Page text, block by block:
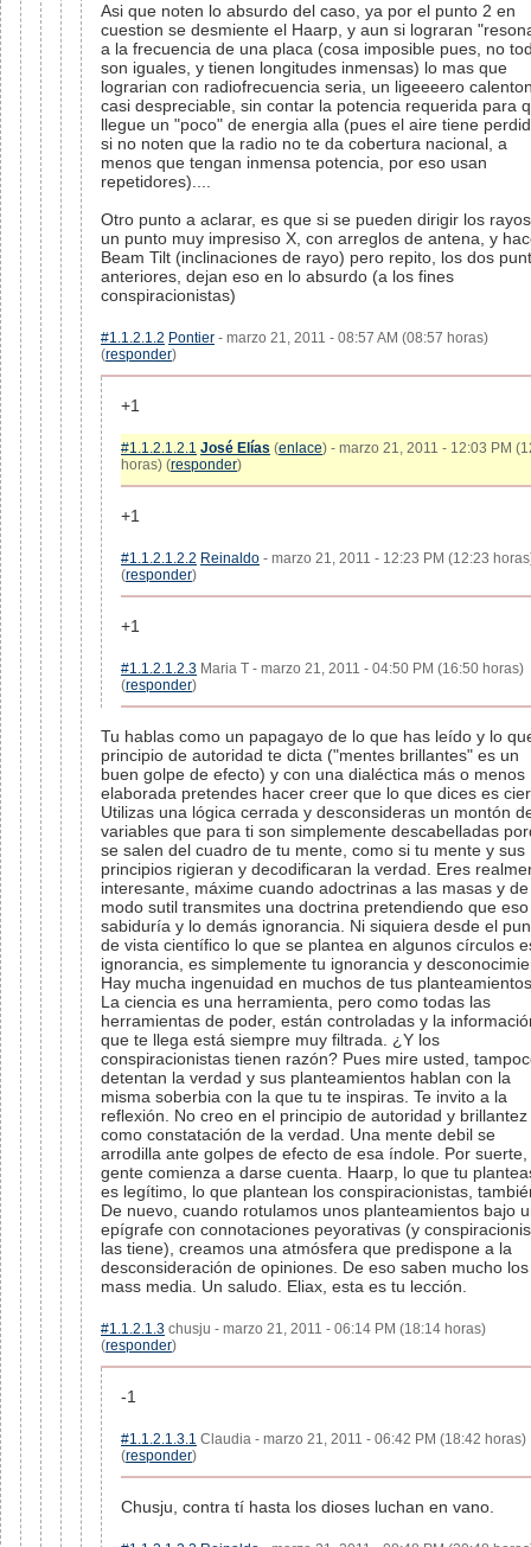
Asi que noten lo absurdo del caso, ya por el punto 2 en
cuestion se desmiente el Haarp, y aun si lograran
a la frecuencia de una placa (cosa imposible pues, no
son iguales, y tienen longitudes inmensas) lo mas que
lograrian con radiofrecuencia seria, un ligeeeero
casi despreciable, sin contar la potencia requerida para
llegue un "poco" de energia alla (pues el aire tiene
si no noten que la radio no te da cobertura nacional, a
menos que tengan inmensa potencia, por eso usan
repetidores)....
Otro punto a aclarar, es que si se pueden dirigir los
un punto muy impresiso X, con arreglos de antena, y
Beam Tilt (inclinaciones de rayo) pero repito, los dos
anteriores, dejan eso en lo absurdo (a los fines
conspiracionistas)
#1.1.2.1.2 Pontier - marzo 21, 2011 - 08:57 AM (08:57 horas)
(responder)
+1
#1.1.2.1.2.1 José Elías (enlace) - marzo 21, 2011 - 12:03 PM
horas) (responder)
+1
#1.1.2.1.2.2 Reinaldo - marzo 21, 2011 - 12:23 PM (12:23
(responder)
+1
#1.1.2.1.2.3 Maria T - marzo 21, 2011 - 04:50 PM (16:50 horas)
(responder)
Tu hablas como un papagayo de lo que has leído y lo
principio de autoridad te dicta ("mentes brillantes" es un
buen golpe de efecto) y con una dialéctica más o menos
elaborada pretendes hacer creer que lo que dices es
Utilizas una lógica cerrada y desconsideras un montón
variables que para ti son simplemente descabelladas
se salen del cuadro de tu mente, como si tu mente y sus
principios rigieran y decodificaran la verdad. Eres
interesante, máxime cuando adoctrinas a las masas y
modo sutil transmites una doctrina pretendiendo que
sabiduría y lo demás ignorancia. Ni siquiera desde el
de vista científico lo que se plantea en algunos círculos
ignorancia, es simplemente tu ignorancia y
Hay mucha ingenuidad en muchos de tus
La ciencia es una herramienta, pero como todas las
herramientas de poder, están controladas y la
que te llega está siempre muy filtrada. ¿Y los
conspiracionistas tienen razón? Pues mire usted,
detentan la verdad y sus planteamientos hablan con la
misma soberbia con la que tu te inspiras. Te invito a la
reflexión. No creo en el principio de autoridad y brillantez
como constatación de la verdad. Una mente debil se
arrodilla ante golpes de efecto de esa índole. Por suerte,
gente comienza a darse cuenta. Haarp, lo que tu
es legítimo, lo que plantean los conspiracionistas,
De nuevo, cuando rotulamos unos planteamientos bajo
epígrafe con connotaciones peyorativas (y
las tiene), creamos una atmósfera que predispone a la
desconsideración de opiniones. De eso saben mucho los
mass media. Un saludo. Eliax, esta es tu lección.
#1.1.2.1.3 chusju - marzo 21, 2011 - 06:14 PM (18:14 horas)
(responder)
-1
#1.1.2.1.3.1 Claudia - marzo 21, 2011 - 06:42 PM (18:42 horas)
(responder)
Chusju, contra tí hasta los dioses luchan en vano.